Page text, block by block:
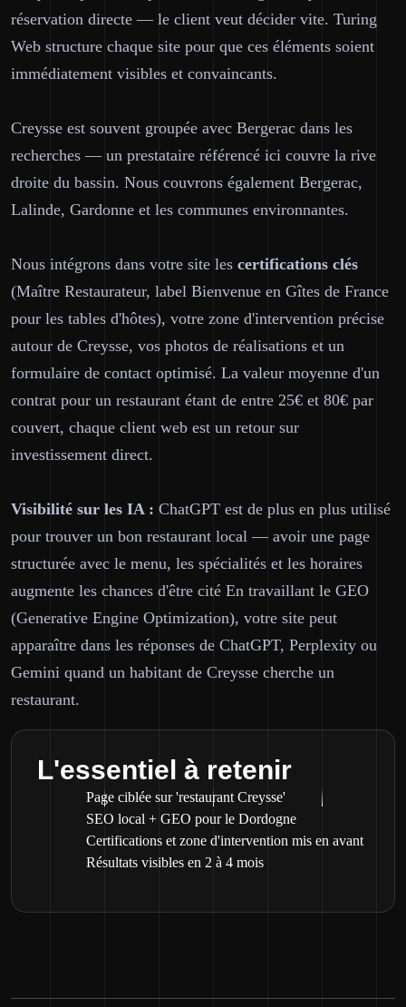
réservation directe — le client veut décider vite. Turing
Web structure chaque site pour que ces éléments soient
immédiatement visibles et convaincants.
Creysse est souvent groupée avec Bergerac dans les
recherches — un prestataire référencé ici couvre la rive
droite du bassin. Nous couvrons également Bergerac,
Lalinde, Gardonne et les communes environnantes.
Nous intégrons dans votre site les certifications clés
(Maître Restaurateur, label Bienvenue en Gîtes de France
pour les tables d'hôtes), votre zone d'intervention précise
autour de Creysse, vos photos de réalisations et un
formulaire de contact optimisé. La valeur moyenne d'un
contrat pour un restaurant étant de entre 25€ et 80€ par
couvert, chaque client web est un retour sur
investissement direct.
Visibilité sur les IA : ChatGPT est de plus en plus utilisé
pour trouver un bon restaurant local — avoir une page
structurée avec le menu, les spécialités et les horaires
augmente les chances d'être cité En travaillant le GEO
(Generative Engine Optimization), votre site peut
apparaître dans les réponses de ChatGPT, Perplexity ou
Gemini quand un habitant de Creysse cherche un
restaurant.
L'essentiel à retenir
Page ciblée sur 'restaurant Creysse'
SEO local + GEO pour le Dordogne
Certifications et zone d'intervention mis en avant
Résultats visibles en 2 à 4 mois